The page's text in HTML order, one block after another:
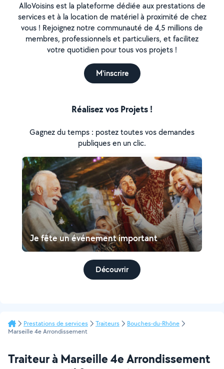
AlloVoisins est la plateforme dédiée aux prestations de
services et à la location de matériel à proximité de chez
vous ! Rejoignez notre communauté de 4,5 millions de
membres, professionnels et particuliers, et facilitez
votre quotidien pour tous vos projets !
M'inscrire
Réalisez vos Projets !
Gagnez du temps : postez toutes vos demandes
publiques en un clic.
Je fête un événement important
Découvrir
Prestations de services Traiteurs
Bouches-du-Rhône
Marseille 4e Arrondissement
Traiteur à Marseille 4e Arrondissement